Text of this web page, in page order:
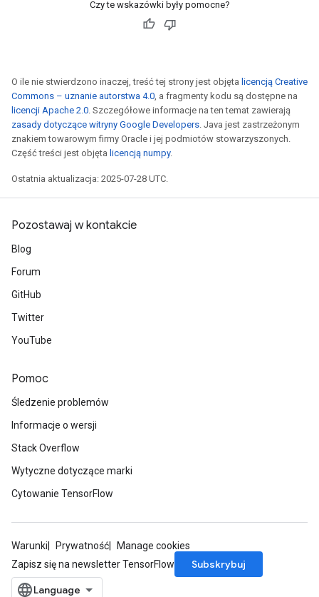
Czy te wskazówki były pomocne?
O ile nie stwierdzono inaczej, treść tej strony jest objęta licencją Creative
Commons – uznanie autorstwa 4.0, a fragmenty kodu są dostępne na
licencji Apache 2.0. Szczegółowe informacje na ten temat zawierają
zasady dotyczące witryny Google Developers. Java jest zastrzeżonym
znakiem towarowym firmy Oracle i jej podmiotów stowarzyszonych.
Część treści jest objęta licencją numpy.
Ostatnia aktualizacja: 2025-07-28 UTC.
Pozostawaj w kontakcie
Blog
Forum
GitHub
Twitter
YouTube
Pomoc
Śledzenie problemów
Informacje o wersji
Stack Overflow
Wytyczne dotyczące marki
Cytowanie TensorFlow
Warunki Prywatność
Manage cookies
Zapisz się na newsletter TensorFlow
Subskrybuj